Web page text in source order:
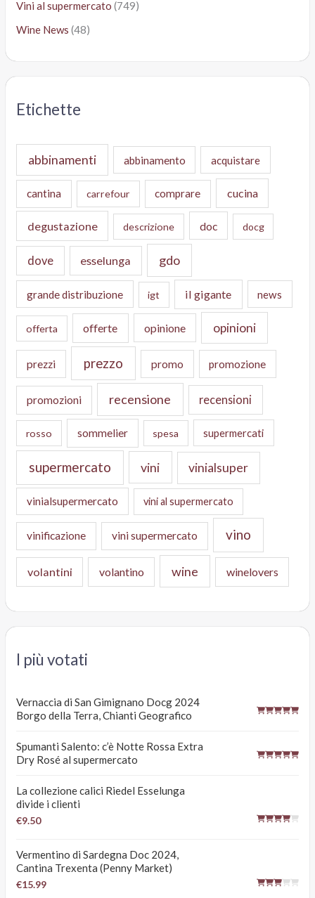
Vini al supermercato (749)
Wine News (48)
Etichette
abbinamenti abbinamento acquistare
cantina carrefour comprare cucina
degustazione descrizione doc docg
dove esselunga gdo
grande distribuzione igt il gigante news
offerta offerte opinione opinioni
prezzi prezzo promo promozione
promozioni recensione recensioni
rosso sommelier spesa supermercati
supermercato vini vinialsuper
vinialsupermercato vini al supermercato
vinificazione vini supermercato vino
volantini volantino wine winelovers
I più votati
Vernaccia di San Gimignano Docg 2024
Borgo della Terra, Chianti Geografico
Spumanti Salento: c’è Notte Rossa Extra
Dry Rosé al supermercato
La collezione calici Riedel Esselunga
divide i clienti
€9.50
Vermentino di Sardegna Doc 2024,
Cantina Trexenta (Penny Market)
€15.99